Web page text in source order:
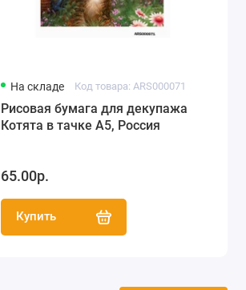
На складе Код товара: ARS000071
Рисовая бумага для декупажа
Котята в тачке А5, Россия
65.00р.
Купить